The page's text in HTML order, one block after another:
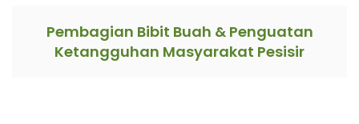
Pembagian Bibit Buah & Penguatan
Ketangguhan Masyarakat Pesisir